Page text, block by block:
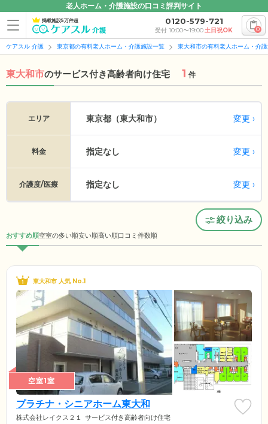
老人ホーム・介護施設の口コミ評判サイト
掲載施設5万件超 0120-579-721
受付 10:00〜19:00土日祝OK 0
ケアスル 介護 東京都の有料老人ホーム・介護施設一覧 東大和市の有料老人ホーム・介
東大和市のサービス付き高齢者向け住宅 1 件
エリア 東京都（東大和市） 変更
料金 指定なし 変更
介護度/医療 指定なし 変更
絞り込み
おすすめ順空室の多い順安い順高い順口コミ件数順
東大和市 人気 No.1
空室1室
プラチナ・シニアホーム東大和
株式会社レイクス２１ サービス付き高齢者向け住宅